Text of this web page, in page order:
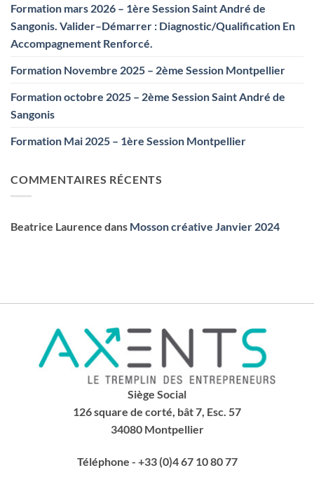
Formation mars 2026 – 1ère Session Saint André de
Sangonis. Valider–Démarrer : Diagnostic/Qualification En
Accompagnement Renforcé.
Formation Novembre 2025 – 2ème Session Montpellier
Formation octobre 2025 – 2ème Session Saint André de
Sangonis
Formation Mai 2025 – 1ère Session Montpellier
COMMENTAIRES RÉCENTS
Beatrice Laurence dans Mosson créative Janvier 2024
Siège Social
126 square de corté, bât 7, Esc. 57
34080 Montpellier
Téléphone - +33 (0)4 67 10 80 77